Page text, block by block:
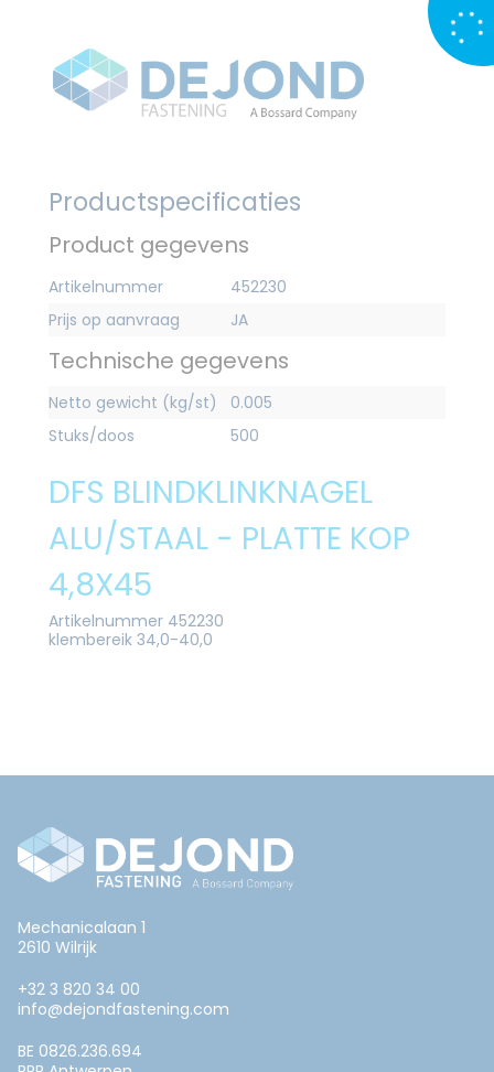
Productspecificaties
Product gegevens
Artikelnummer
452230
Prijs op aanvraag
JA
Technische gegevens
Netto gewicht (kg/st)
0.005
Stuks/doos
500
DFS BLINDKLINKNAGEL
ALU/STAAL - PLATTE KOP
4,8X45
Artikelnummer 452230
klembereik 34,0-40,0
Mechanicalaan 1
2610 Wilrijk
+32 3 820 34 00
info@dejondfastening.com
BE 0826.236.694